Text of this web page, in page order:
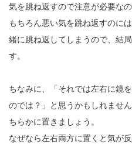
気を跳ね返すので注意が必要なの
もちろん悪い気を跳ね返すのに
緒に跳ね返してしまうので、結
す。
ちなみに、「それでは左右に鏡
のでは？」と思うかもしれませ
ちらかに置きましょう。
なぜなら左右両方に置くと気が